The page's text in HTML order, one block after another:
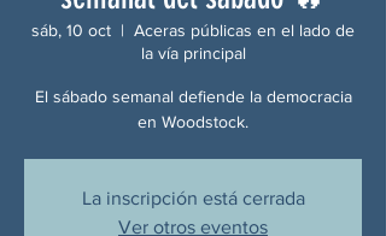
sáb, 10 oct
  |
Aceras públicas en el lado de
la vía principal
El sábado semanal defiende la democracia
en Woodstock.
La inscripción está cerrada
Ver otros eventos